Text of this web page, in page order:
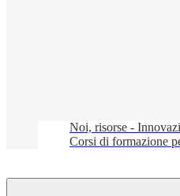
Noi, risorse -
Corsi di formazione